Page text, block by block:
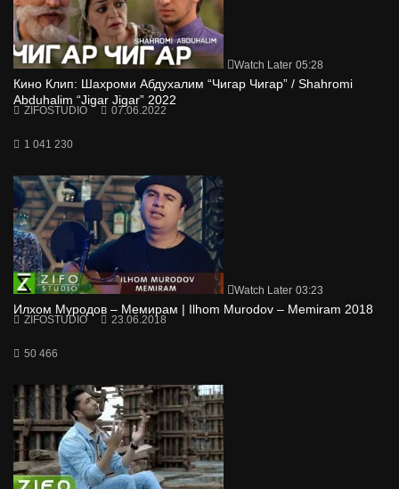
Watch Later 05:28
Кино Клип: Шахроми Абдухалим “Чигар Чигар” / Shahromi
Abduhalim “Jigar Jigar” 2022
ZIFOSTUDIO 07.06.2022
1 041 230
Watch Later 03:23
Илхом Муродов – Мемирам | Ilhom Murodov – Memiram 2018
ZIFOSTUDIO 23.06.2018
50 466